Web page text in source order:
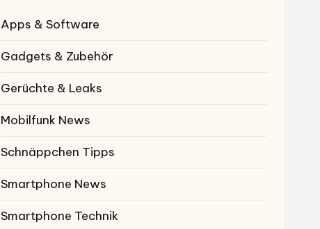
Apps & Software
Gadgets & Zubehör
Gerüchte & Leaks
Mobilfunk News
Schnäppchen Tipps
Smartphone News
Smartphone Technik